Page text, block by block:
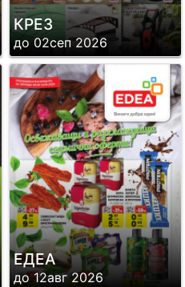
КРЕЗ
до 02сеп 2026
ЕДЕА
до 12авг 2026